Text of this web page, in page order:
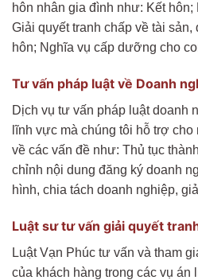
hôn nhân gia đình như: Kết hôn;
Giải quyết tranh chấp về tài
hôn; Nghĩa vụ cấp dưỡng cho
Tư vấn pháp luật về Doanh
Dịch vụ tư vấn pháp luật doanh
lĩnh vực mà chúng tôi hỗ trợ
về các vấn đề như: Thủ tục
chỉnh nội dung đăng ký doanh
hình, chia tách doanh nghiệp,
Luật sư tư vấn giải quyết
Luật Vạn Phúc tư vấn và tham
của khách hàng trong các vụ án